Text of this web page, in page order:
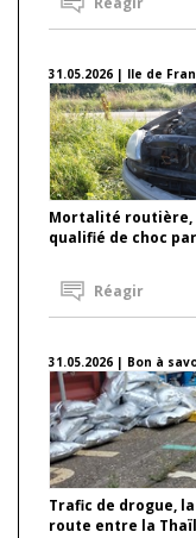
31.05.2026 | Ile de
Mortalité routière,
qualifié de choc
Réagir
31.05.2026 | Bon à
Trafic de drogue,
route entre la